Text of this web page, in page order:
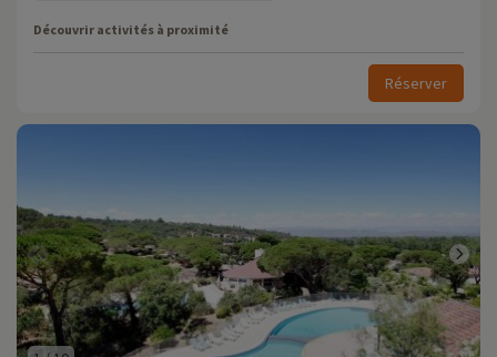
Découvrir activités à proximité
Réserver